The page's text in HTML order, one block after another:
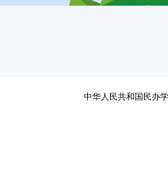
中华人民共和国民办